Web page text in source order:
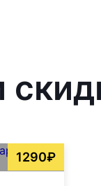
1290₽